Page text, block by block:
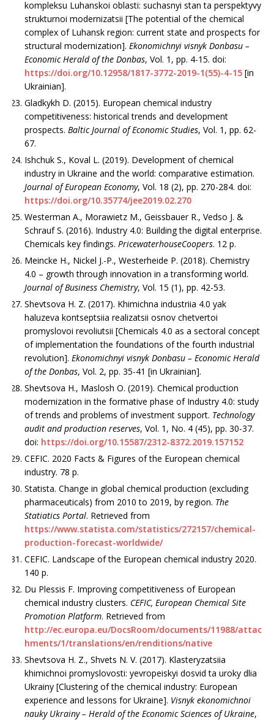
kompleksu Luhanskoi oblasti: suchasnyi stan ta perspektyvy
strukturnoi modernizatsii [The potential of the chemical
complex of Luhansk region: current state and prospects for
structural modernization]. Ekonomichnyi visnyk Donbasu –
Economic Herald of the Donbas, Vol. 1, pp. 4-15. doi:
https://doi.org/10.12958/1817-3772-2019-1(55)-4-15 [in
Ukrainian].
Gladkykh D. (2015). European chemical industry
competitiveness: historical trends and development
prospects. Baltic Journal of Economic Studies, Vol. 1, pp. 62-
67.
Ishchuk S., Koval L. (2019). Development of chemical
industry in Ukraine and the world: comparative estimation.
Journal of European Economy, Vol. 18 (2), pp. 270-284. doi:
https://doi.org/10.35774/jee2019.02.270
Westerman A., Morawietz M., Geissbauer R., Vedso J. &
Schrauf S. (2016). Industry 4.0: Building the digital enterprise.
Chemicals key findings. Price­waterhouseCoopers. 12 p.
Meincke H., Nickel J.-P., Westerheide P. (2018). Chemistry
4.0 – growth through innovation in a transforming world.
Journal of Business Chemistry, Vol. 15 (1), pp. 42-53.
Shevtsova H. Z. (2017). Khimichna industriia 4.0 yak
haluzeva kontseptsiia realizatsii osnov chetvertoi
promyslovoi revoliutsii [Chemicals 4.0 as a sectoral concept
of implementation the foundations of the fourth industrial
revolution]. Ekonomichnyi visnyk Donbasu – Economic Herald
of the Donbas, Vol. 2, pp. 35-41 [in Ukrainian].
Shevtsova H., Maslosh O. (2019). Chemical production
modernization in the formative phase of Industry 4.0: study
of trends and problems of investment support. Technology
audit and production reserves, Vol. 1, Nо. 4 (45), pp. 30-37.
doi: https://doi.org/10.15587/2312-8372.2019.157152
CEFIC. 2020 Facts & Figures of the European chemical
industry. 78 p.
Statista. Change in global chemical production (excluding
pharmaceuticals) from 2010 to 2019, by region. The
Statiatics Portal. Retrieved from
https://www.statista.com/statistics/272157/chemical-
production-forecast-worldwide/
CEFIC. Landscape of the European chemical industry 2020.
140 p.
Du Plessis F. Improving competitiveness of European
chemical industry clusters. CEFIC, European Chemical Site
Promotion Platform. Retrieved from
http://ec.europa.eu/DocsRoom/documents/11988/attac
hments/1/translations/en/renditions/native
Shevtsova H. Z., Shvets N. V. (2017). Klaste­ryzatsiia
khimichnoi promyslovosti: yevropeiskyi dosvid ta uroky dlia
Ukrainy [Clustering of the chemical industry: European
experience and lessons for Ukraine]. Visnyk ekonomichnoi
nauky Ukrainy – Herald of the Economic Sciences of Ukraine,